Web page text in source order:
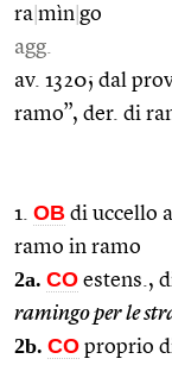
ra mìn go
agg.
av. 1320; dal
ramo”, der. di
1. OB di uccello
ramo in ramo
2a. CO estens.,
ramingo per le
2b. CO proprio